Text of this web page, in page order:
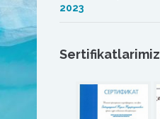
2023
Sertifikatlarimiz